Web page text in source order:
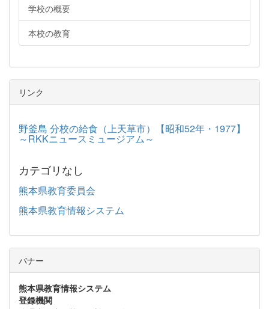
学校の概要
本校の教育
リンク
野釜島 分校の給食（上天草市）【昭和52年・1977】
～RKKニュースミュージアム～
カテゴリなし
熊本県教育委員会
熊本県教育情報システム
バナー
熊本県教育情報システム
登録機関